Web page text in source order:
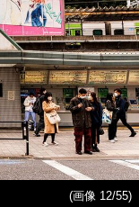
(画像 12/55)